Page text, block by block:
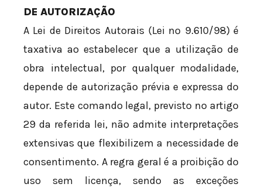
DE AUTORIZAÇÃO
A Lei de Direitos Autorais (Lei nº 9.610/98) é
taxativa ao estabelecer que a utilização de
obra intelectual, por qualquer modalidade,
depende de autorização prévia e expressa do
autor. Este comando legal, previsto no artigo
29 da referida lei, não admite interpretações
extensivas que flexibilizem a necessidade de
consentimento. A regra geral é a proibição do
uso sem licença, sendo as exceções